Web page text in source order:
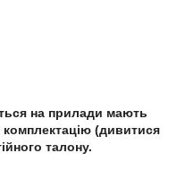
на прилади мають
(дивитися
талону.